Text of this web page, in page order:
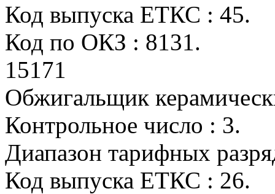
Код выпуска ЕТКС : 45.
Код по ОКЗ : 8131.
15171
Обжигальщик
Контрольное число : 3.
Диапазон тарифных
Код выпуска ЕТКС : 26.